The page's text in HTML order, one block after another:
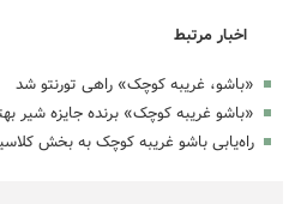
اخبار مرتبط
«باشو، غریبه کوچک» راهی تورنتو شد
«باشو غریبه کوچک» برنده جایزه شیر
راه‌یابی باشو غریبه کوچک به بخش